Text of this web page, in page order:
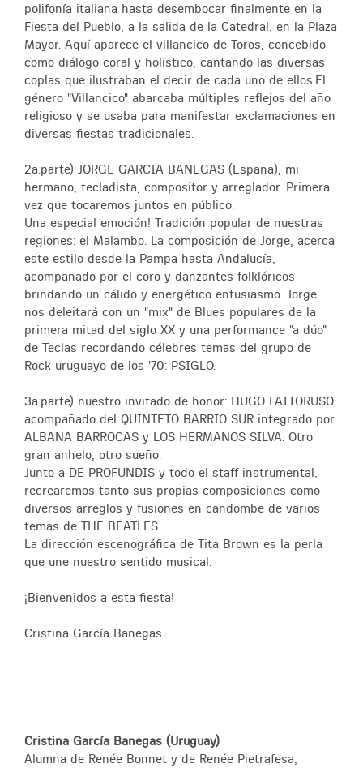
polifonía italiana hasta desembocar finalmente en la
Fiesta del Pueblo, a la salida de la Catedral, en la Plaza
Mayor. Aquí aparece el villancico de Toros, concebido
como diálogo coral y holístico, cantando las diversas
coplas que ilustraban el decir de cada uno de ellos.El
género "Villancico" abarcaba múltiples reflejos del año
religioso y se usaba para manifestar exclamaciones en
diversas fiestas tradicionales.
2a.parte) JORGE GARCIA BANEGAS (España), mi
hermano, tecladista, compositor y arreglador. Primera
vez que tocaremos juntos en público.
Una especial emoción! Tradición popular de nuestras
regiones: el Malambo. La composición de Jorge, acerca
este estilo desde la Pampa hasta Andalucía,
acompañado por el coro y danzantes folklóricos
brindando un cálido y energético entusiasmo. Jorge
nos deleitará con un "mix" de Blues populares de la
primera mitad del siglo XX y una performance "a dúo"
de Teclas recordando célebres temas del grupo de
Rock uruguayo de los '70: PSIGLO.
3a.parte) nuestro invitado de honor: HUGO FATTORUSO
acompañado del QUINTETO BARRIO SUR integrado por
ALBANA BARROCAS y LOS HERMANOS SILVA. Otro
gran anhelo, otro sueño.
Junto a DE PROFUNDIS y todo el staff instrumental,
recrearemos tanto sus propias composiciones como
diversos arreglos y fusiones en candombe de varios
temas de THE BEATLES.
La dirección escenográfica de Tita Brown es la perla
que une nuestro sentido musical.
¡Bienvenidos a esta fiesta!
Cristina García Banegas.
Cristina García Banegas (Uruguay)
Alumna de Renée Bonnet y de Renée Pietrafesa,